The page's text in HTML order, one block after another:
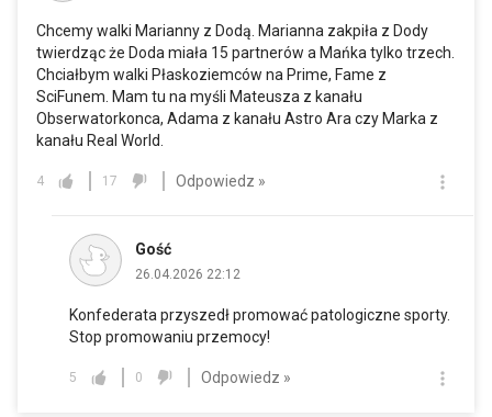
Chcemy walki Marianny z Dodą. Marianna zakpiła z Dody
twierdząc że Doda miała 15 partnerów a Mańka tylko trzech.
Chciałbym walki Płaskoziemców na Prime, Fame z
SciFunem. Mam tu na myśli Mateusza z kanału
Obserwatorkonca, Adama z kanału Astro Ara czy Marka z
kanału Real World.
4 17 Odpowiedz »
Gość
26.04.2026 22:12
Konfederata przyszedł promować patologiczne sporty.
Stop promowaniu przemocy!
5 0 Odpowiedz »